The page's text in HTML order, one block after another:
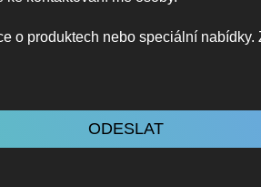
o produktech nebo speciální